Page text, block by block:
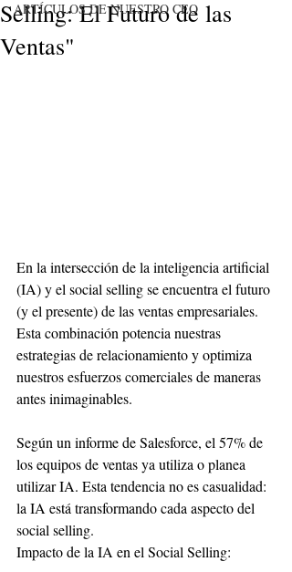
ARTÍCULOS DE NUESTRO CEO
Selling: El Futuro de las
Ventas"
En la intersección de la inteligencia artificial
(IA) y el social selling se encuentra el futuro
(y el presente) de las ventas empresariales.
Esta combinación potencia nuestras
estrategias de relacionamiento y optimiza
nuestros esfuerzos comerciales de maneras
antes inimaginables.
Según un informe de Salesforce, el 57% de
los equipos de ventas ya utiliza o planea
utilizar IA. Esta tendencia no es casualidad:
la IA está transformando cada aspecto del
social selling.
Impacto de la IA en el Social Selling: